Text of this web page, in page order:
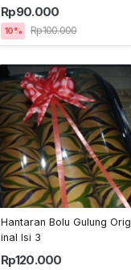
Rp90.000
10% Rp100.000
Hantaran Bolu Gulung Orig
inal Isi 3
Rp120.000